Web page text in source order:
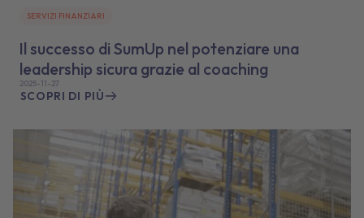
SERVIZI FINANZIARI
Il successo di SumUp nel potenziare una
leadership sicura grazie al coaching
2025-11-27
SCOPRI DI PIÙ